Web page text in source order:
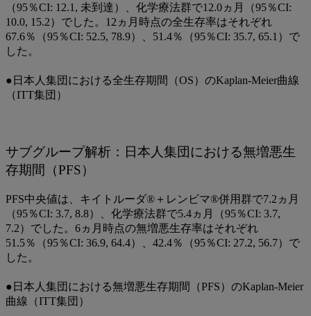
（95％CI: 12.1, 未到達）、化学療法群で12.0ヵ月（95％CI:
10.0, 15.2）でした。12ヵ月時点の全生存率はそれぞれ
67.6％（95％CI: 52.5, 78.9）、51.4％（95％CI: 35.7, 65.1）で
した。
●日本人集団における全生存期間（OS）のKaplan-Meier曲線
（ITT集団）
サブグループ解析：日本人集団における無増悪生
存期間（PFS）
PFS中央値は、キイトルーダ®＋レンビマ®併用群で7.2ヵ月
（95％CI: 3.7, 8.8）、化学療法群で5.4ヵ月（95％CI: 3.7,
7.2）でした。6ヵ月時点の無増悪生存率はそれぞれ
51.5％（95％CI: 36.9, 64.4）、42.4％（95％CI: 27.2, 56.7）で
した。
●日本人集団における無増悪生存期間（PFS）のKaplan-Meier
曲線（ITT集団）